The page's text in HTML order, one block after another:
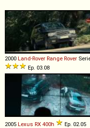
2000 Land-Rover Range Rover
Ep. 03.08
2005 Lexus RX 400h Ep. 02.05